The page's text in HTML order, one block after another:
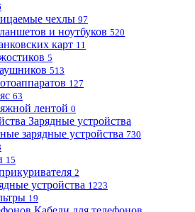
чехлы 97
и ноутбуков 520
карт 11
5
513
127
63
лентой 0
Зарядные устройства
зарядные устройства 730
15
2
устройства 1223
19